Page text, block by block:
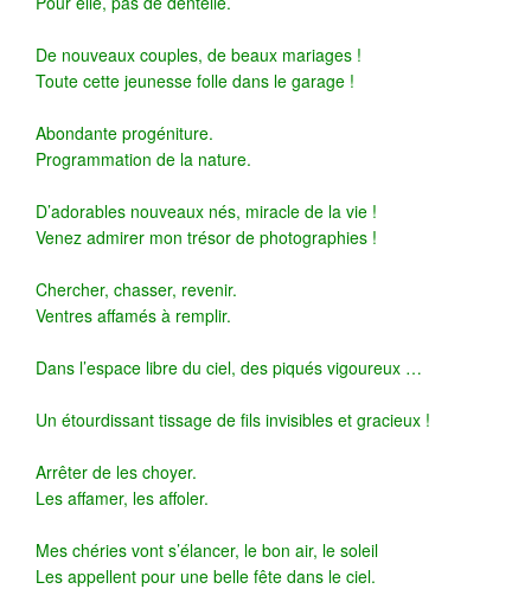
De nouveaux couples, de beaux mariages !
Toute cette jeunesse folle dans le garage !
Abondante progéniture.
Programmation de la nature.
D’adorables nouveaux nés, miracle de la vie !
Venez admirer mon trésor de photographies !
Chercher, chasser, revenir.
Ventres affamés à remplir.
Dans l’espace libre du ciel, des piqués vigoureux …
Un étourdissant tissage de fils invisibles et gracieux !
Arrêter de les choyer.
Les affamer, les affoler.
Mes chéries vont s’élancer, le bon air, le soleil
Les appellent pour une belle fête dans le ciel.